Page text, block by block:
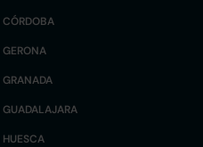
CÓRDOBA
GERONA
GRANADA
GUADALAJARA
HUESCA